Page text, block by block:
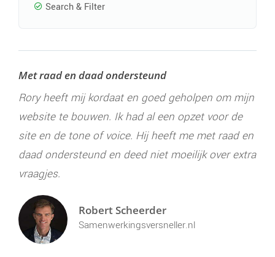
Search & Filter
Met raad en daad ondersteund
Rory heeft mij kordaat en goed geholpen om mijn
website te bouwen. Ik had al een opzet voor de
site en de tone of voice. Hij heeft me met raad en
daad ondersteund en deed niet moeilijk over extra
vraagjes.
Robert Scheerder
Samenwerkingsversneller.nl